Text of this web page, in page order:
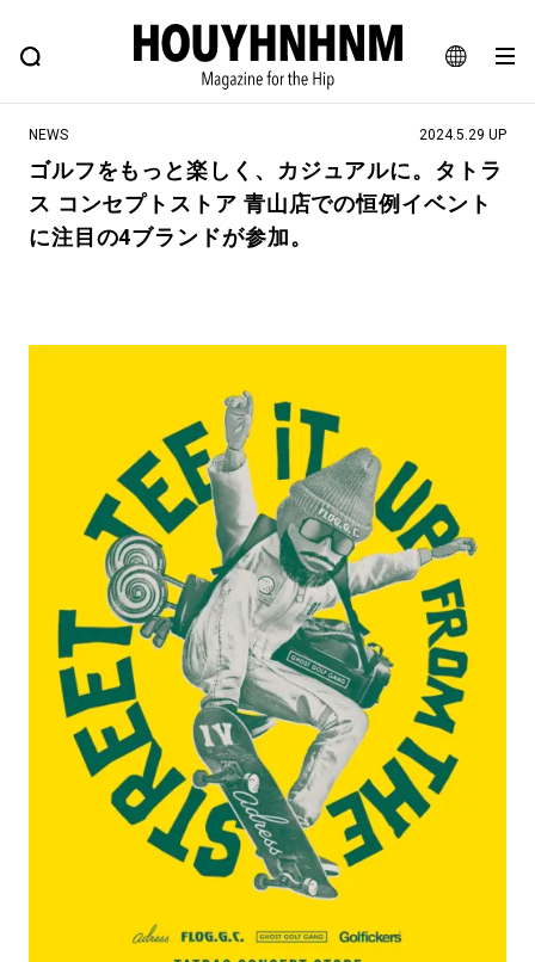
JA
EN
FEATURE BLOG SNAP
ヒップなファッション、カルチャー、ライフスタイルWEBマガジン
#注目のタグ
#NEW VINTAGE #マイナーグッド図鑑
#フイナムのYouTube
#Commune H #FOCUS IT #AH.H
#ととけん #FASHION #MUSIC #MOVIE
#LIFESTYLE #SNEAKER #OUTDOOR
#SPORTS #HANDSOME HANDBOOK
NEWS 2024.5.29 UP
ゴルフをもっと楽しく、カジュアルに。タトラ
ス コンセプトストア ⻘山店での恒例イベント
に注目の4ブランドが参加。